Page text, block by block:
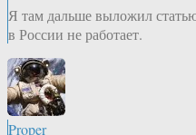
Я там дальше выложил
в России не работает.
Proper